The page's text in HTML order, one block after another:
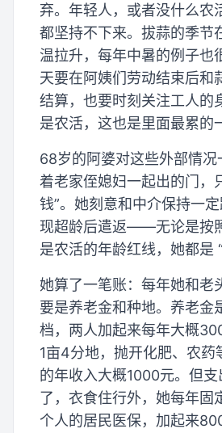
弃。年轻人，或者没什么农
都坚持不下来。拔蒜的季节
温拉升，每年中暑的例子也
天要在阿姨们劳动结束后和
结算，也要时刻关注工人的
是农活，这也是里面最累的
68岁的阿婆对这些外部情况
着老家侄媳妇一起出的门，
钱”。她刻意和中介保持一
现超龄后遣返——无论是按
是农活的年龄红线，她都是 “
她算了一笔账：每年她和老
要是养老金和种地。养老金
档，两人加起来每年大概
1亩4分地，抛开化肥、农药
的年收入大概1000元。但
了，衣食住行外，她每年固
个人的居民医保，加起来